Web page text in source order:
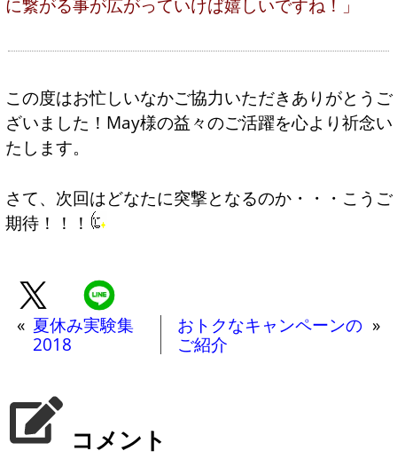
に繋がる事が広がっていけば嬉しいですね！」
この度はお忙しいなかご協力いただきありがとうご
ざいました！May様の益々のご活躍を心より祈念い
たします。
さて、次回はどなたに突撃となるのか・・・こうご
期待！！！
« 夏休み実験集
2018
おトクなキャンペーンの
ご紹介
»
コメント